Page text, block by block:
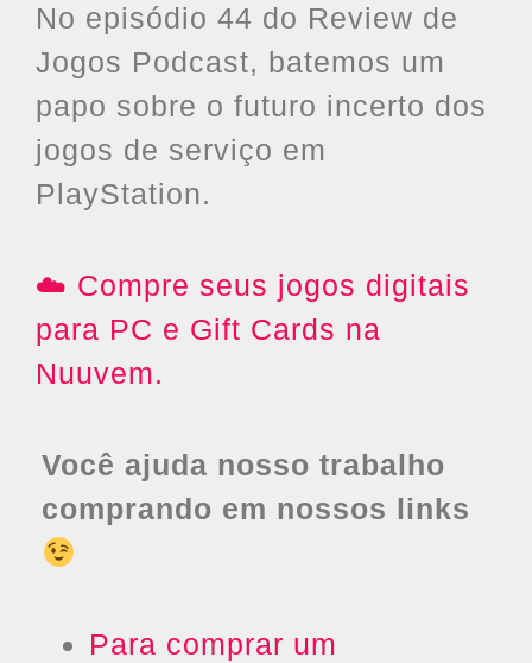
No episódio 44 do Review de
Jogos Podcast, batemos um
papo sobre o futuro incerto dos
jogos de serviço em
PlayStation.
☁️ Compre seus jogos digitais
para PC e Gift Cards na
Nuuvem.
Você ajuda nosso trabalho
comprando em nossos links
Para comprar um